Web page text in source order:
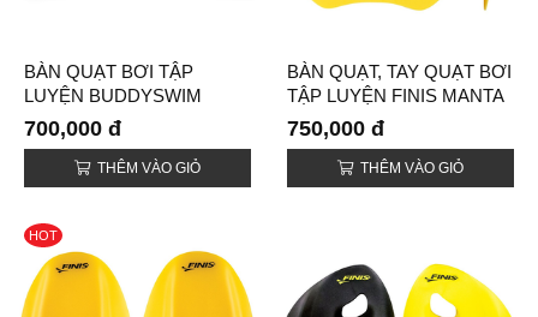
BÀN QUẠT BƠI TẬP
LUYỆN BUDDYSWIM
POWER (POWER
PADDLE)
700,000 đ
THÊM VÀO GIỎ
BÀN QUẠT, TAY QUẠT BƠI
TẬP LUYỆN FINIS MANTA
(MANTA PADDLES)
750,000 đ
THÊM VÀO GIỎ
HOT